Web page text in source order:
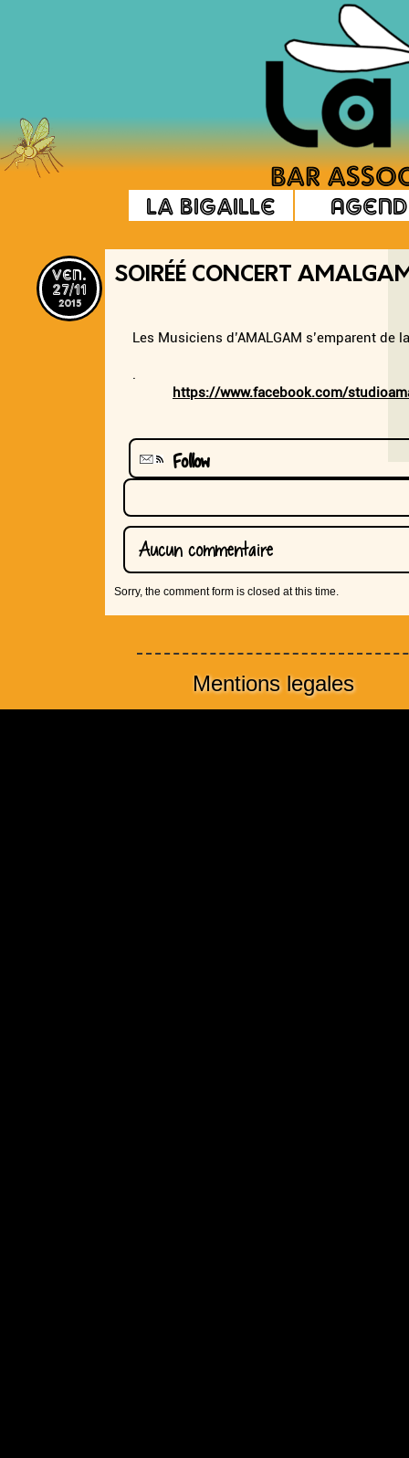
La Bigaille
ven.
27/11
2015
SOIRÉÉ CONCERT
Les Musiciens d’AMALGAM s’emparent de
.
https://www.facebook.com/
Follow
Aucun commentaire
Sorry, the comment form is closed at this time.
Mentions legales